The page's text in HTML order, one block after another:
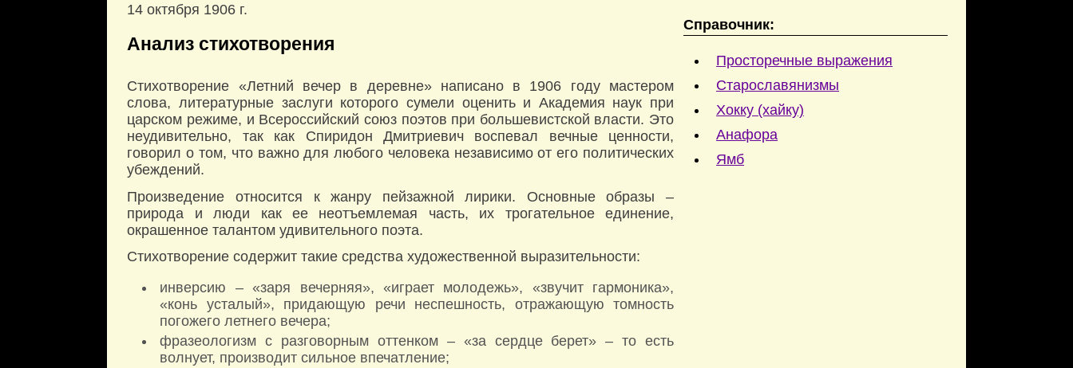
14 октября 1906 г.
Анализ стихотворения
Стихотворение «Летний вечер в деревне» написано в 1906 году мастером
слова, литературные заслуги которого сумели оценить и Академия наук при
царском режиме, и Всероссийский союз поэтов при большевистской власти. Это
неудивительно, так как Спиридон Дмитриевич воспевал вечные ценности,
говорил о том, что важно для любого человека независимо от его политических
убеждений.
Произведение относится к жанру пейзажной лирики. Основные образы –
природа и люди как ее неотъемлемая часть, их трогательное единение,
окрашенное талантом удивительного поэта.
Стихотворение содержит такие средства художественной выразительности:
инверсию – «заря вечерняя», «играет молодежь», «звучит гармоника»,
«конь усталый», придающую речи неспешность, отражающую томность
погожего летнего вечера;
фразеологизм с разговорным оттенком – «за сердце берет» – то есть
волнует, производит сильное впечатление;
Справочник:
Просторечные выражения
Старославянизмы
Хокку (хайку)
Анафора
Ямб